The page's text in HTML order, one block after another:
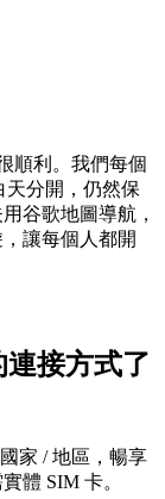
順利。我們每個
天分開，仍然保
谷歌地圖導航，
讓每個人都開
接方式了
家 / 地區，暢享
體 SIM 卡。